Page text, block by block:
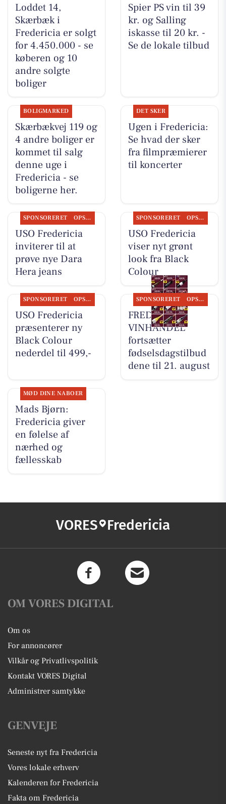
Loddet 14,
Skærbæk i
Fredericia er solgt
for 4.450.000 - se
køberen og 10
andre solgte
boliger
Spier PS vin til 39
kr. og Salling
iskasse til 20 kr. -
Se de lokale tilbud
BOLIGMARKED
Skærbækvej 119 og
4 andre boliger er
kommet til salg
denne uge i
Fredericia - se
boligerne her.
DET SKER
Ugen i Fredericia:
Se hvad der sker
fra filmpræmierer
til koncerter
SPONSORERET OPSLAGSTAVLEN
USO Fredericia
inviterer til at
prøve nye Dara
Hera jeans
SPONSORERET OPSLAGSTAVLEN
USO Fredericia
viser nyt grønt
look fra Black
Colour
SPONSORERET OPSLAGSTAVLEN
USO Fredericia
præsenterer ny
Black Colour
nederdel til 499,-
SPONSORERET OPSLAGSTAVLEN
FREDERICIA
VINHANDEL
fortsætter
fødselsdagstilbud
dene til 21. august
MØD DINE NABOER
Mads Bjørn:
Fredericia giver
en følelse af
nærhed og
fællesskab
VORES Fredericia
OM VORES DIGITAL
Om os
For annoncører
Vilkår og Privatlivspolitik
Kontakt VORES Digital
Administrer samtykke
GENVEJE
Seneste nyt fra Fredericia
Vores lokale erhverv
Kalenderen for Fredericia
Fakta om Fredericia